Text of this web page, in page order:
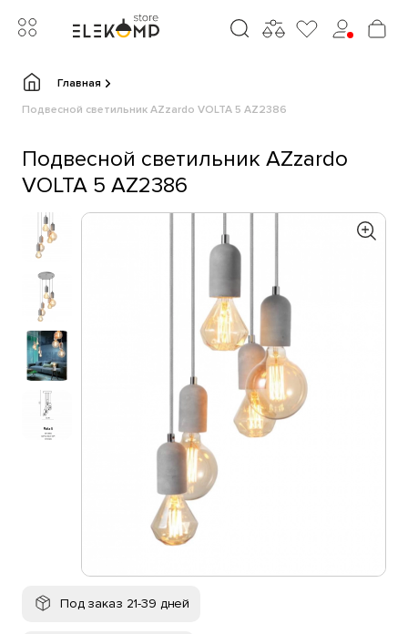
Главная
Подвесной светильник AZzardo VOLTA 5 AZ2386
Подвесной светильник AZzardo
VOLTA 5 AZ2386
Под заказ 21-39 дней